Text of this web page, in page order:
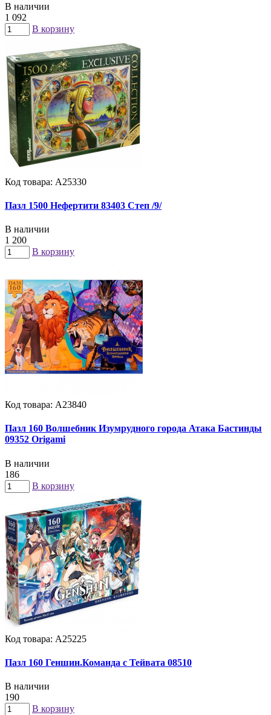
В наличии
1 092
В корзину
Код товара: А25330
Пазл 1500 Нефертити 83403 Степ /9/
В наличии
1 200
В корзину
Код товара: А23840
Пазл 160 Волшебник Изумрудного города Атака Бастинды
09352 Origami
В наличии
186
В корзину
Код товара: А25225
Пазл 160 Геншин.Команда с Тейвата 08510
В наличии
190
В корзину